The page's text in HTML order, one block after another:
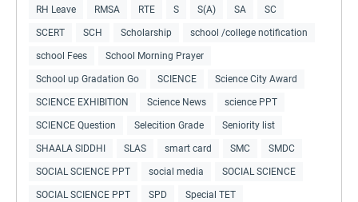
RH Leave RMSA RTE S S(A) SA SC
SCERT SCH Scholarship school /college notification
school Fees School Morning Prayer
School up Gradation Go SCIENCE Science City Award
SCIENCE EXHIBITION Science News science PPT
SCIENCE Question Selecition Grade Seniority list
SHAALA SIDDHI SLAS smart card SMC SMDC
SOCIAL SCIENCE PPT social media SOCIAL SCIENCE
SOCIAL SCIENCE PPT SPD Special TET